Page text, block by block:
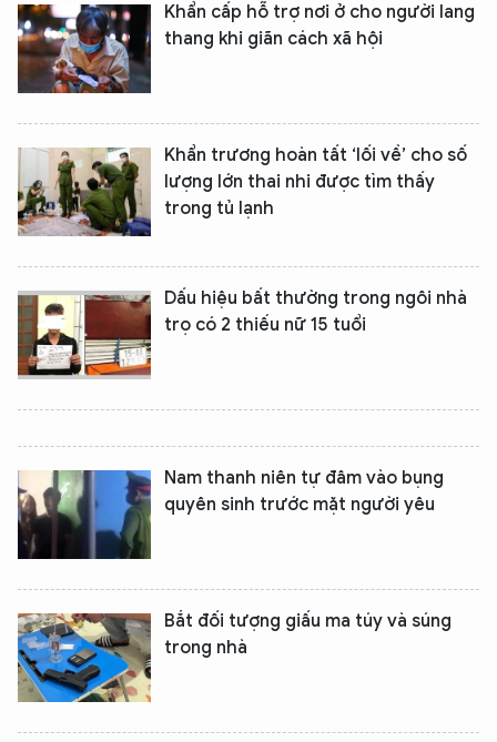
Khẩn cấp hỗ trợ nơi ở cho người lang
thang khi giãn cách xã hội
Khẩn trương hoàn tất ‘lối về’ cho số
lượng lớn thai nhi được tìm thấy
trong tủ lạnh
Dấu hiệu bất thường trong ngôi nhà
trọ có 2 thiếu nữ 15 tuổi
Nam thanh niên tự đâm vào bụng
quyên sinh trước mặt người yêu
Bắt đối tượng giấu ma túy và súng
trong nhà